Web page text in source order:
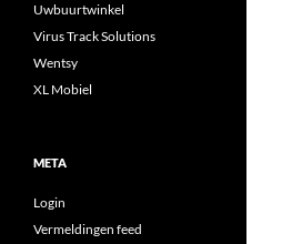
Uwbuurtwinkel
Virus Track Solutions
Wentsy
XL Mobiel
META
Login
Vermeldingen feed